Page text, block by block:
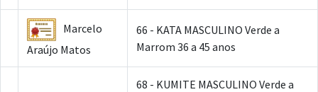
Marcelo
Araújo Matos
66 - KATA MASCULINO Verde a
Marrom 36 a 45 anos
68 - KUMITE MASCULINO Verde a